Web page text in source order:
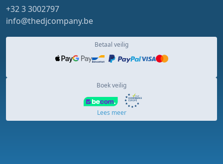
+32 3 3002797
info@thedjcompany.be
Betaal veilig
Boek veilig
Lees meer